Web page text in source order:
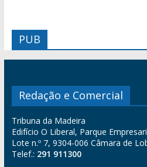
PUB
Redação e Comercial
Tribuna da Madeira
Edifício O Liberal, Parque
Lote n.º 7, 9304-006 Câmara de
Telef.: 291 911300